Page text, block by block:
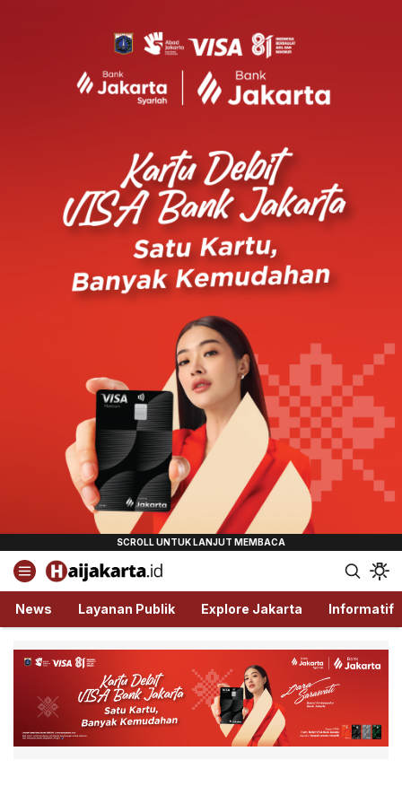
Haijakarta.id
Semua Tentang Jakarta Ada Disini!
News Layanan Publik Explore Jakarta Informatif